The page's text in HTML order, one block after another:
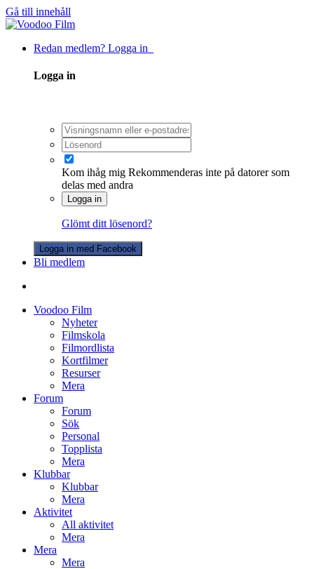
Gå till innehåll
Redan medlem? Logga in
Logga in
Kom ihåg mig Rekommenderas inte på datorer som
delas med andra
Logga in
Glömt ditt lösenord?
Logga in med Facebook
Bli medlem
Voodoo Film
Nyheter
Filmskola
Filmordlista
Kortfilmer
Resurser
Mera
Forum
Forum
Sök
Personal
Topplista
Mera
Klubbar
Klubbar
Mera
Aktivitet
All aktivitet
Mera
Mera
Mera